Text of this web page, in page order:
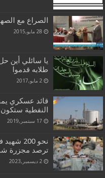
الصراع مع
28 مايو,2015
يا سائلي أين
طلابه قدموا
2 مايو,2017
قائد عسكري
النفطية
17 سبتمبر,2019
نحو 200
ترصد مجزرة
2 ديسمبر,2023